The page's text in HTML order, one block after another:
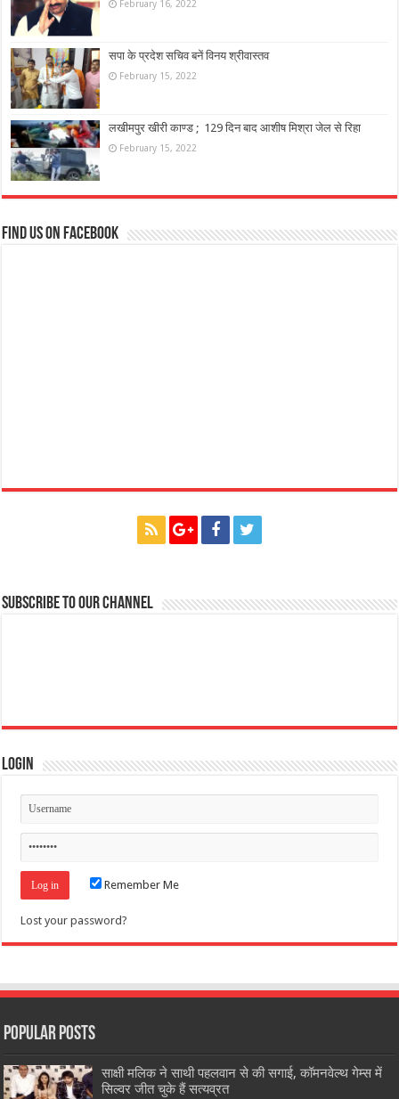
February 16, 2022
सपा के प्रदेश सचिव बनें विनय श्रीवास्तव
February 15, 2022
लखीमपुर खीरी काण्ड ; 129 दिन बाद आशीष मिश्रा जेल से रिहा
February 15, 2022
Find us on Facebook
Subscribe to our Channel
Login
Remember Me
Lost your password?
Popular Posts
साक्षी मलिक ने साथी पहलवान से की सगाई, कॉमनवेल्थ गेम्स में
सिल्वर जीत चुके हैं सत्यव्रत